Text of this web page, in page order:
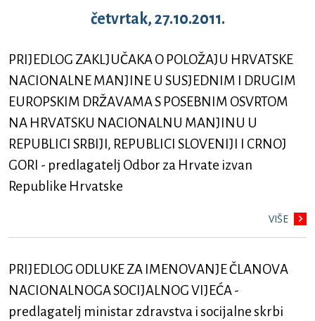
četvrtak, 27.10.2011.
PRIJEDLOG ZAKLJUČAKA O POLOŽAJU HRVATSKE
NACIONALNE MANJINE U SUSJEDNIM I DRUGIM
EUROPSKIM DRŽAVAMA S POSEBNIM OSVRTOM
NA HRVATSKU NACIONALNU MANJINU U
REPUBLICI SRBIJI, REPUBLICI SLOVENIJI I CRNOJ
GORI - predlagatelj Odbor za Hrvate izvan
Republike Hrvatske
VIŠE
PRIJEDLOG ODLUKE ZA IMENOVANJE ČLANOVA
NACIONALNOGA SOCIJALNOG VIJEĆA -
predlagatelj ministar zdravstva i socijalne skrbi